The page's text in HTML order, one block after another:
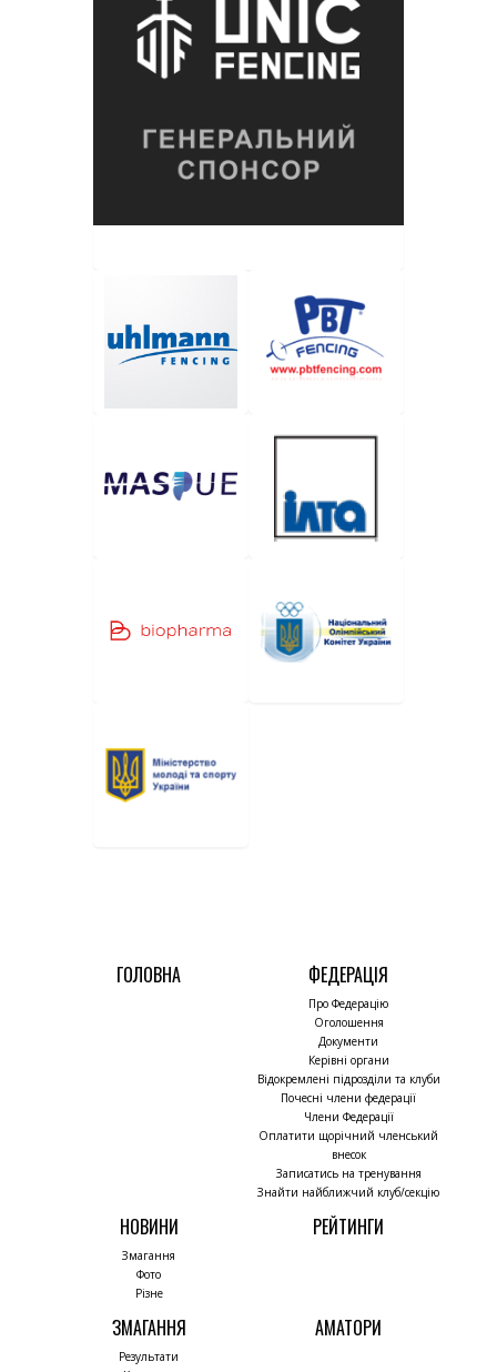
ГОЛОВНА ФЕДЕРАЦІЯ
Про Федерацію
Оголошення
Документи
Керівні органи
Відокремлені підрозділи та клуби
Почесні члени федерації
Члени Федерації
Оплатити щорічний членський
внесок
Записатись на тренування
Знайти найближчий клуб/секцію
НОВИНИ
Змагання
Фото
Різне
РЕЙТИНГИ
ЗМАГАННЯ
Результати
АМАТОРИ